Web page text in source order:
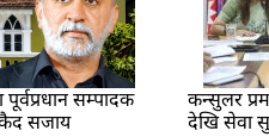
सम्पादक
सजाय
कन्सुलर
देखि सेवा